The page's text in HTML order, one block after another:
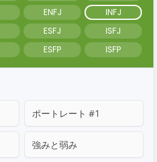
ENFJ
INFJ
ESFJ
ISFJ
ESFP ISFP
ポートレート #1
強みと弱み